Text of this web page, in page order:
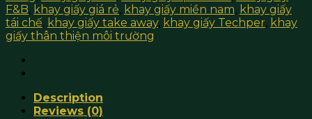
F&B, khay giấy giá rẻ, khay giấy miền nam, khay giấy
tái chế, khay giấy take away, khay giấy Techper, khay
giấy thân thiện môi trường
Description
Reviews (0)